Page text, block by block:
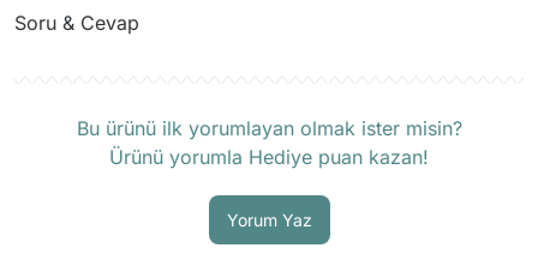
Soru & Cevap
Bu ürünü ilk yorumlayan olmak ister misin?
Ürünü yorumla Hediye puan kazan!
Yorum Yaz